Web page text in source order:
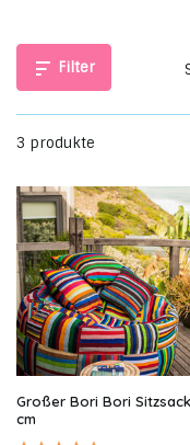
Filter
3 produkte
Großer Bori Bori Sitzsack
cm